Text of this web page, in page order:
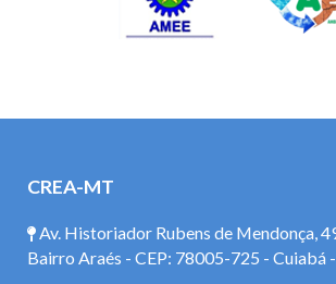
CREA-MT
Av. Historiador Rubens de Mendonça,
Bairro Araés - CEP: 78005-725 - Cuiabá